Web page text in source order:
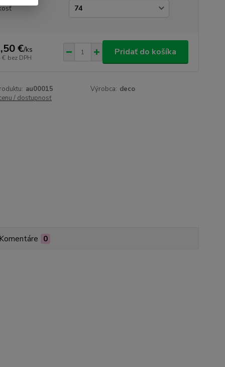
€/ks
€ bez DPH
Pridať do košíka
au00015 Výrobca: deco
/ dostupnosť
Komentáre 0